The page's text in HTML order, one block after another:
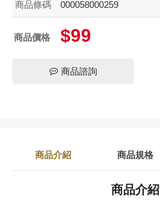
商品條碼 000058000259
商品價格 $99
商品諮詢
商品介紹 商品規格
商品介紹